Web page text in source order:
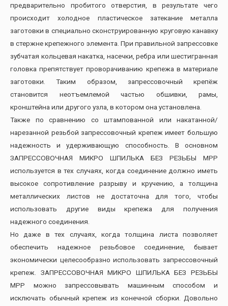
предварительно пробитого отверстия, в результате чего
происходит холодное пластическое затекание металла
заготовки в специально сконструированную круговую канавку
в стержне крепежного элемента. При правильной запрессовке
зубчатая кольцевая накатка, насечки, ребра или шестигранная
головка препятствует проворачиванию крепежа в материале
заготовки. Таким образом, запрессовочный крепёж
становится неотъемлемой частью обшивки, рамы,
кронштейна или другого узла, в котором она установлена.
Также по сравнению со штампованной или накатанной/
нарезанной резьбой запрессовочный крепеж имеет большую
надежность и удерживающую способность. В основном
ЗАПРЕССОВОЧНАЯ МИКРО ШПИЛЬКА БЕЗ РЕЗЬБЫ МРР
используется в тех случаях, когда соединение должно иметь
высокое сопротивление разрыву и кручению, а толщина
металлических листов не достаточна для того, чтобы
использовать другие виды крепежа для получения
надежного соединения.
Но даже в тех случаях, когда толщина листа позволяет
обеспечить надежное резьбовое соединение, бывает
экономически целесообразно использовать запрессовочный
крепеж. ЗАПРЕССОВОЧНАЯ МИКРО ШПИЛЬКА БЕЗ РЕЗЬБЫ
МРР можно запрессовывать машинным способом и
исключать обычный крепеж из конечной сборки. Довольно